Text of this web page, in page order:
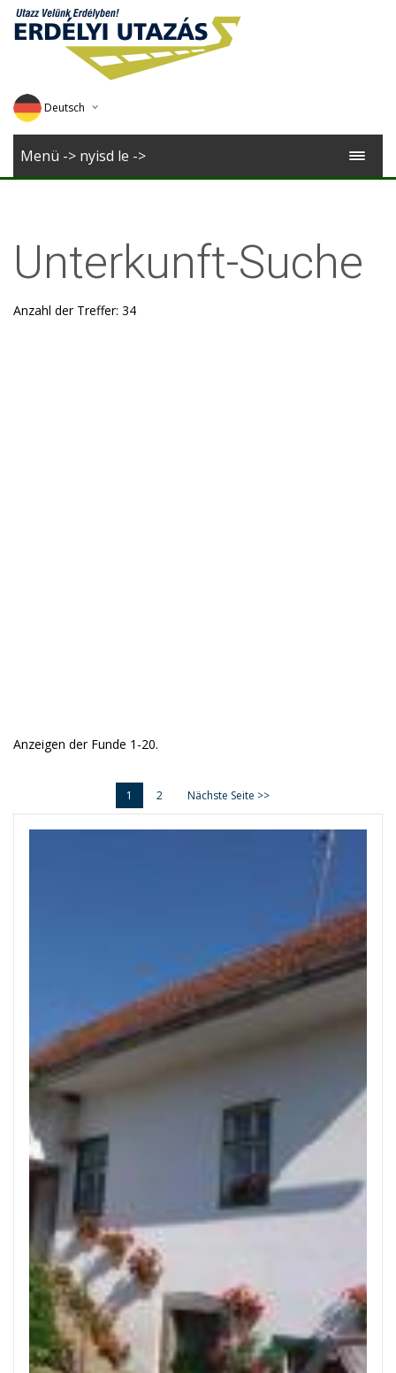
Deutsch
English
Menü -> nyisd le ->
Unterkunft-Suche
Anzahl der Treffer: 34
Anzeigen der Funde 1-20.
1 2 Nächste Seite >>